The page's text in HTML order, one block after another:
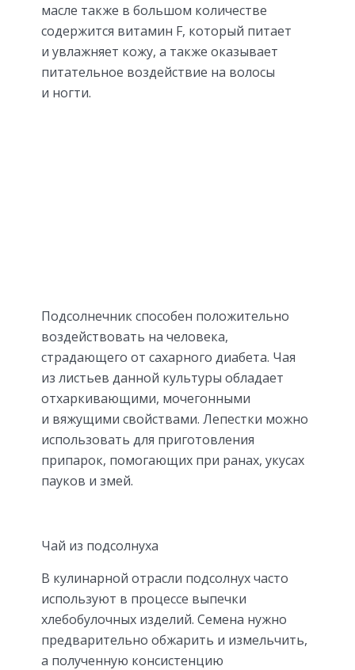
масле также в большом количестве
содержится витамин F, который питает
и увлажняет кожу, а также оказывает
питательное воздействие на волосы
и ногти.
Подсолнечник способен положительно
воздействовать на человека,
страдающего от сахарного диабета. Чая
из листьев данной культуры обладает
отхаркивающими, мочегонными
и вяжущими свойствами. Лепестки можно
использовать для приготовления
припарок, помогающих при ранах, укусах
пауков и змей.
Чай из подсолнуха
В кулинарной отрасли подсолнух часто
используют в процессе выпечки
хлебобулочных изделий. Семена нужно
предварительно обжарить и измельчить,
а полученную консистенцию